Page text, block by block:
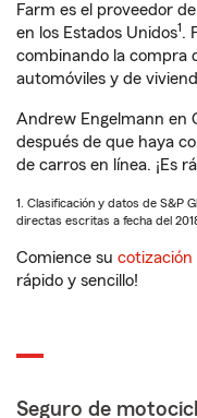
Farm es el proveedor
en los Estados Unidos1.
combinando la compra
automóviles y de
Andrew Engelmann en
después de que haya
de carros en línea. ¡Es
1. Clasificación y datos de S&P
directas escritas a fecha del
Comience su cotización
rápido y sencillo!
Seguro de